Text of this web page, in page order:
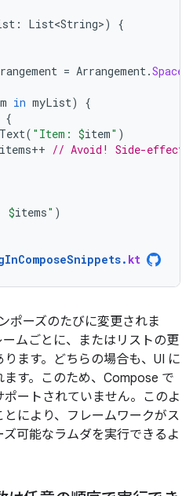
: List<String>)
{
= Arrangement.
in myList)
{
{
Text( "Item: $item" )
items++ // Avoid! Side-effect
$items" )
. kt
ポーズのたびに変更されま
ムごとに、またはリストの更
ます。どちらの場合も、UI に
す。このため、Compose で
ートされていません。このよ
により、フレームワークがス
可能なラムダを実行できるよ